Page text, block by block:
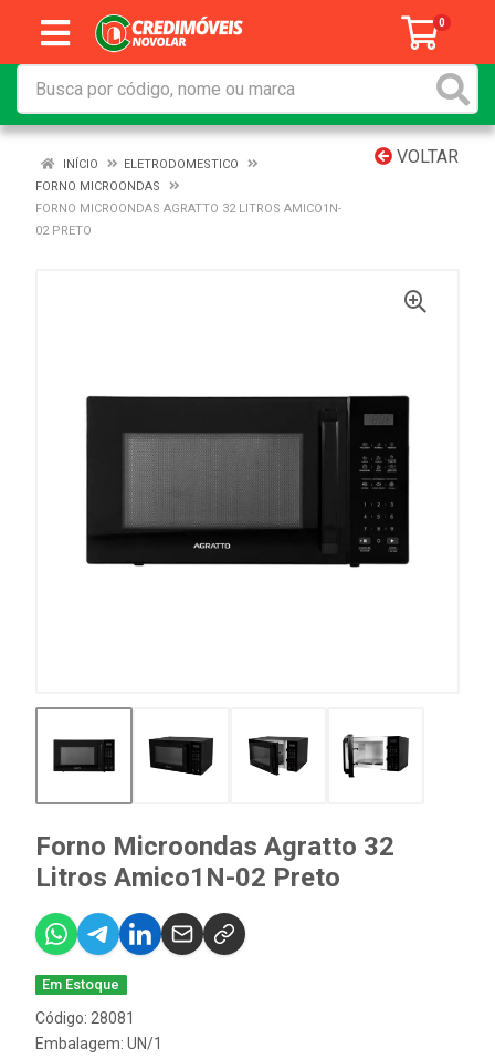
0
VOLTAR
INÍCIO
ELETRODOMESTICO
FORNO MICROONDAS
FORNO MICROONDAS AGRATTO 32 LITROS AMICO1N-
02 PRETO
Forno Microondas Agratto 32
Litros Amico1N-02 Preto
Em Estoque
Código: 28081
Embalagem: UN/1